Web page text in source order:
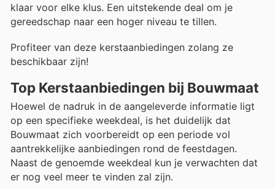
klaar voor elke klus. Een uitstekende deal om je
gereedschap naar een hoger niveau te tillen.
Profiteer van deze kerstaanbiedingen zolang ze
beschikbaar zijn!
Top Kerstaanbiedingen bij Bouwmaat
Hoewel de nadruk in de aangeleverde informatie ligt
op een specifieke weekdeal, is het duidelijk dat
Bouwmaat zich voorbereidt op een periode vol
aantrekkelijke aanbiedingen rond de feestdagen.
Naast de genoemde weekdeal kun je verwachten dat
er nog veel meer te vinden zal zijn.